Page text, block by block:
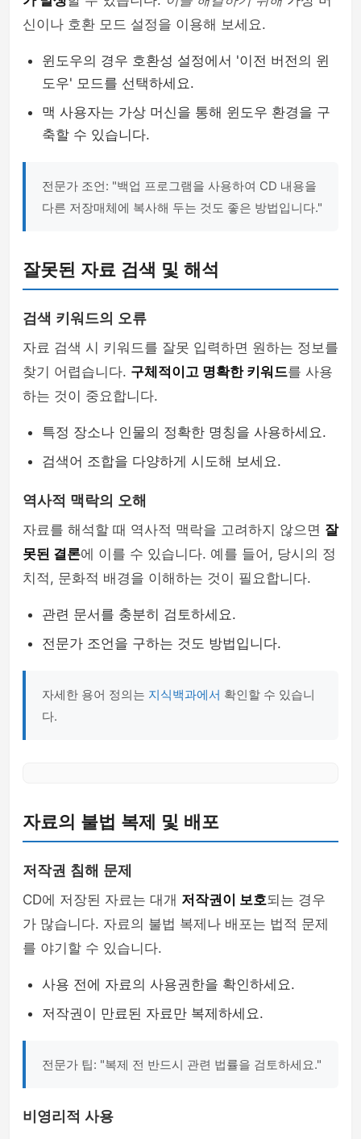
신이나 호환 모드 설정을 이용해 보세요.
윈도우의 경우 호환성 설정에서 '이전 버전의 윈
도우' 모드를 선택하세요.
맥 사용자는 가상 머신을 통해 윈도우 환경을 구
축할 수 있습니다.
전문가 조언: "백업 프로그램을 사용하여 CD 내용을
다른 저장매체에 복사해 두는 것도 좋은 방법입니다."
잘못된 자료 검색 및 해석
검색 키워드의 오류
자료 검색 시 키워드를 잘못 입력하면 원하는 정보를
찾기 어렵습니다. 구체적이고 명확한 키워드를 사용
하는 것이 중요합니다.
특정 장소나 인물의 정확한 명칭을 사용하세요.
검색어 조합을 다양하게 시도해 보세요.
역사적 맥락의 오해
자료를 해석할 때 역사적 맥락을 고려하지 않으면 잘
못된 결론에 이를 수 있습니다. 예를 들어, 당시의 정
치적, 문화적 배경을 이해하는 것이 필요합니다.
관련 문서를 충분히 검토하세요.
전문가 조언을 구하는 것도 방법입니다.
자세한 용어 정의는 지식백과에서 확인할 수 있습니
다.
자료의 불법 복제 및 배포
저작권 침해 문제
CD에 저장된 자료는 대개 저작권이 보호되는 경우
가 많습니다. 자료의 불법 복제나 배포는 법적 문제
를 야기할 수 있습니다.
사용 전에 자료의 사용권한을 확인하세요.
저작권이 만료된 자료만 복제하세요.
전문가 팁: "복제 전 반드시 관련 법률을 검토하세요."
비영리적 사용